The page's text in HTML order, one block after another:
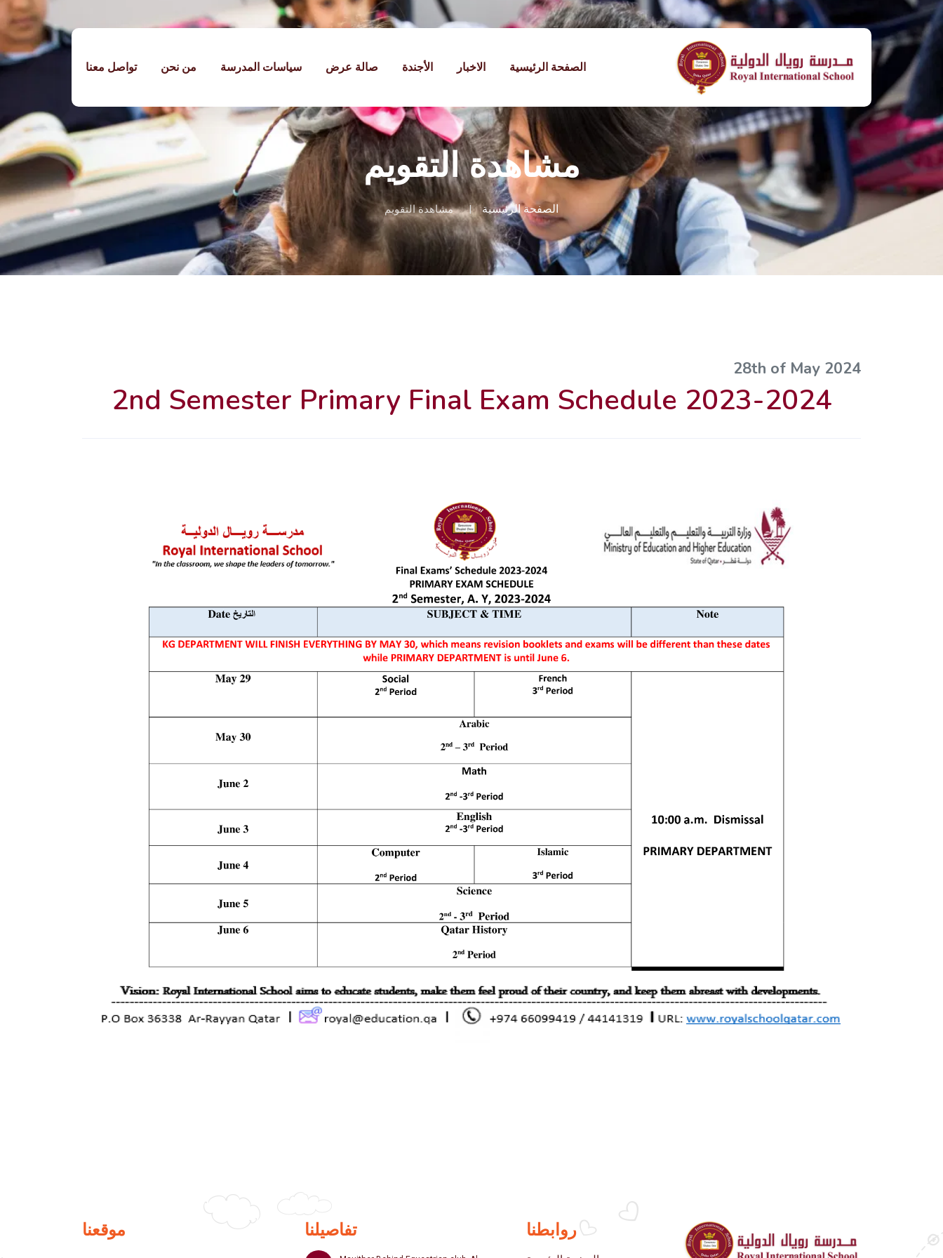
تواصل معنا من نحن سياسات المدرسة صالة عرض الأجندة الاخبار الصفحة الرئيسية
مشاهدة التقويم
مشاهدة التقويم الصفحة الرئيسية
28th of May 2024
2nd Semester Primary Final Exam Schedule 2023-2024
موقعنا تفاصيلنا روابطنا